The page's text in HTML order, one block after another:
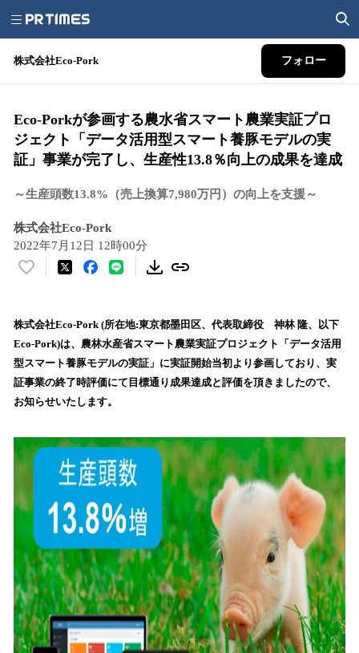
株式会社Eco-Pork フォロー
Eco-Porkが参画する農水省スマート農業実証プロ
ジェクト「データ活用型スマート養豚モデルの実
証」事業が完了し、生産性13.8％向上の成果を達成
～生産頭数13.8%（売上換算7,980万円）の向上を支援～
株式会社Eco-Pork
2022年7月12日 12時00分
い
！
数
を
読
込
中
で
株式会社Eco-Pork (所在地:東京都墨田区、代表取締役 神林 隆、以下
Eco-Pork)は、農林水産省スマート農業実証プロジェクト「データ活用
型スマート養豚モデルの実証」に実証開始当初より参画しており、実
証事業の終了時評価にて目標通り成果達成と評価を頂きましたので、
お知らせいたします。